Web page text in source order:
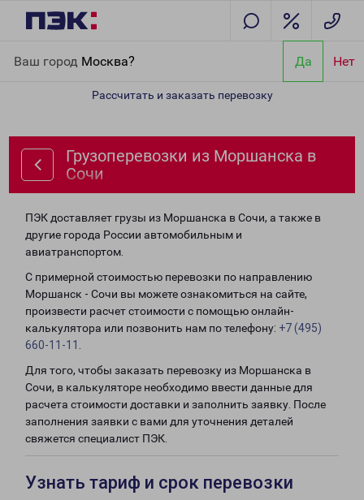
Ваш город Москва? Да Нет
Рассчитать и заказать перевозку
Грузоперевозки из Моршанска в
Сочи
ПЭК доставляет грузы из Моршанска в Сочи, а также в
другие города России автомобильным и
авиатранспортом.
С примерной стоимостью перевозки по направлению
Моршанск - Сочи вы можете ознакомиться на сайте,
произвести расчет стоимости с помощью онлайн-
калькулятора или позвонить нам по телефону: +7 (495)
660-11-11
Для того, чтобы заказать перевозку из Моршанска в
Сочи, в калькуляторе необходимо ввести данные для
расчета стоимости доставки и заполнить заявку. После
заполнения заявки с вами для уточнения деталей
свяжется специалист ПЭК.
Узнать тариф и срок перевозки